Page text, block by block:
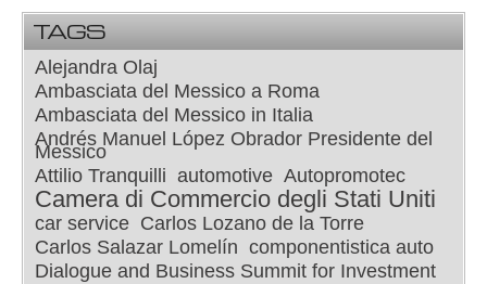
TAGS
Alejandra Olaj
Ambasciata del Messico a Roma
Ambasciata del Messico in Italia
Andrés Manuel López Obrador Presidente del
Messico
Attilio Tranquilli automotive Autopromotec
Camera di Commercio degli Stati Uniti
car service Carlos Lozano de la Torre
Carlos Salazar Lomelín componentistica auto
Dialogue and Business Summit for Investment